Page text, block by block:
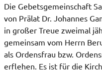
Die Gebetsgemeinschaft
von Prälat Dr. Johannes
in großer Treue zweimal
gemeinsam vom Herrn
als Ordensfrau bzw.
erflehen. Es ist für die